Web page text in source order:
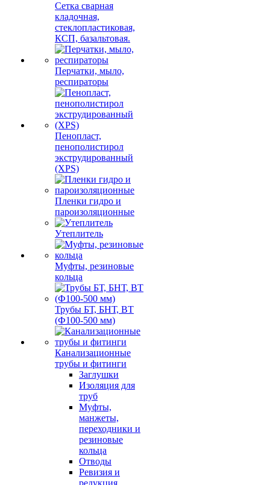
Сетка сварная
кладочная,
стеклопластиковая,
КСП, базальтовая.
Перчатки, мыло,
респираторы
Пенопласт,
пенополистирол
экструдированный
(XPS)
Пленки гидро и
пароизоляционные
Утеплитель
Муфты, резиновые
кольца
Трубы БТ, БНТ, ВТ
(Ф100-500 мм)
Канализационные
трубы и фитинги
Заглушки
Изоляция для
труб
Муфты,
манжеты,
переходники и
резиновые
кольца
Отводы
Ревизия и
редукция